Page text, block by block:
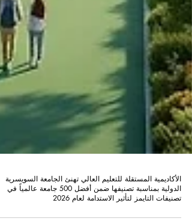
الأكاديمية المستقلة للتعليم العالي تهنئ الجامعة السويسرية
الدولية بمناسبة تصنيفها ضمن أفضل 500 جامعة عالمياً في